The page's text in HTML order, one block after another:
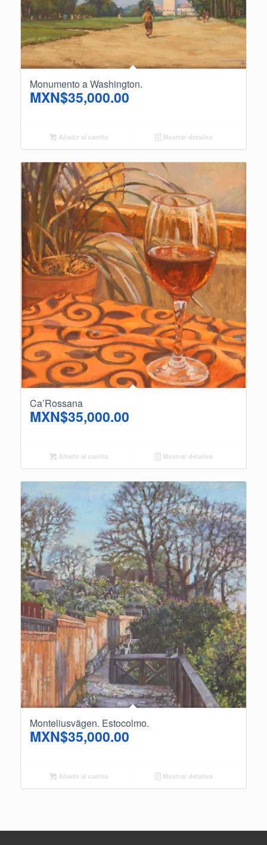
Monumento a Washington.
MXN$35,000.00
Añadir al carrito Mostrar detalles
Ca’Rossana
MXN$35,000.00
Añadir al carrito Mostrar detalles
Monteliusvägen. Estocolmo.
MXN$35,000.00
Añadir al carrito Mostrar detalles